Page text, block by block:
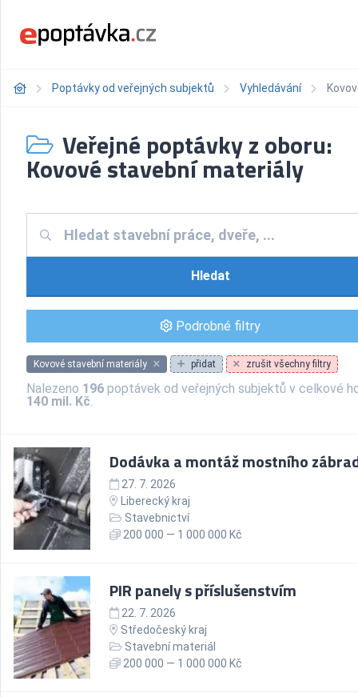
Poptávky od veřejných subjektů Vyhledávání
Veřejné poptávky z oboru:
Kovové stavební materiály
Hledat
Podrobné filtry
Kovové stavební materiály přidat zrušit všechny filtry
Nalezeno 196 poptávek od veřejných subjektů v celkové
140 mil. Kč.
Dodávka a montáž mostního
27. 7. 2026
Liberecký kraj
Stavebnictví
200 000 — 1 000 000 Kč
PIR panely s příslušenstvím
22. 7. 2026
Středočeský kraj
Stavební materiál
200 000 — 1 000 000 Kč